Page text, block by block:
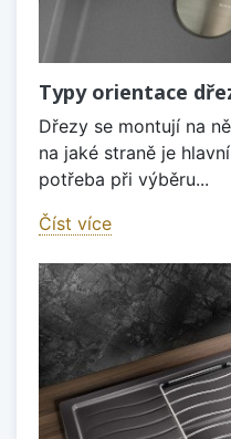
Typy orientace
Dřezy se montují na
na jaké straně je
potřeba při výběru...
Číst více